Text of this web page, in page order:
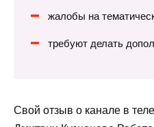
жалобы на
требуют делать
Свой отзыв о канале в